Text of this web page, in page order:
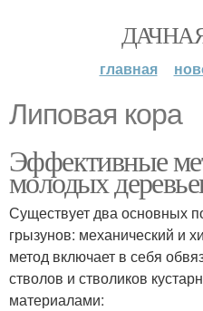
главная
Липовая кора
Эффективные
молодых
Существует два основных
грызунов: механический и
метод включает в себя
стволов и стволиков
материалами: